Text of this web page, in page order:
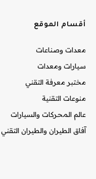
أقسام الموقع
معدات وصناعات
سيارات ومعدات
مختبر معرفة التقني
منوعات التقنية
عالم المحركات والسيارات
آفاق الطيران والطيران التقني